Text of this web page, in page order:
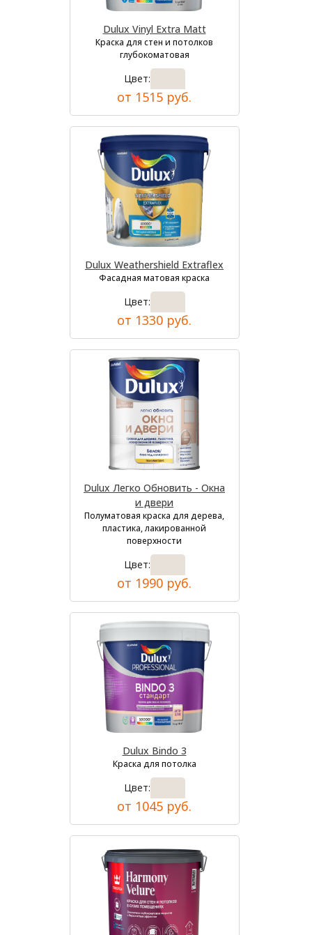
Dulux Vinyl Extra Matt
Краска для стен и потолков
глубокоматовая
Цвет:
от 1515 руб.
Dulux Weathershield Extraflex
Фасадная матовая краска
Цвет:
от 1330 руб.
Dulux Легко Обновить - Окна
и двери
Полуматовая краска для дерева,
пластика, лакированной
поверхности
Цвет:
от 1990 руб.
Dulux Bindo 3
Краска для потолка
Цвет:
от 1045 руб.